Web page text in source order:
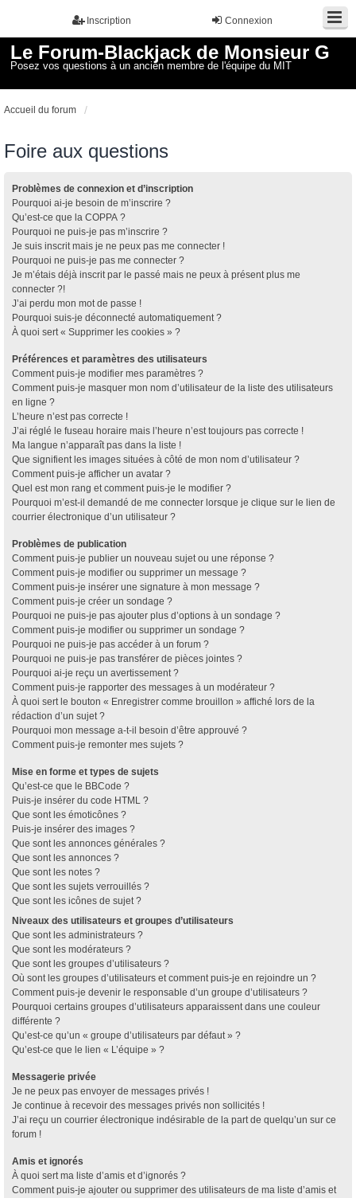
Connexion
Inscription
Le Forum-Blackjack de Monsieur G
Posez vos questions à un ancien membre de l'équipe du MIT
Accueil du forum
Foire aux questions
Problèmes de connexion et d’inscription
Pourquoi ai-je besoin de m’inscrire ?
Qu’est-ce que la COPPA ?
Pourquoi ne puis-je pas m’inscrire ?
Je suis inscrit mais je ne peux pas me connecter !
Pourquoi ne puis-je pas me connecter ?
Je m’étais déjà inscrit par le passé mais ne peux à présent plus me
connecter ?!
J’ai perdu mon mot de passe !
Pourquoi suis-je déconnecté automatiquement ?
À quoi sert « Supprimer les cookies » ?
Préférences et paramètres des utilisateurs
Comment puis-je modifier mes paramètres ?
Comment puis-je masquer mon nom d’utilisateur de la liste des utilisateurs
en ligne ?
L’heure n’est pas correcte !
J’ai réglé le fuseau horaire mais l’heure n’est toujours pas correcte !
Ma langue n’apparaît pas dans la liste !
Que signifient les images situées à côté de mon nom d’utilisateur ?
Comment puis-je afficher un avatar ?
Quel est mon rang et comment puis-je le modifier ?
Pourquoi m’est-il demandé de me connecter lorsque je clique sur le lien de
courrier électronique d’un utilisateur ?
Problèmes de publication
Comment puis-je publier un nouveau sujet ou une réponse ?
Comment puis-je modifier ou supprimer un message ?
Comment puis-je insérer une signature à mon message ?
Comment puis-je créer un sondage ?
Pourquoi ne puis-je pas ajouter plus d’options à un sondage ?
Comment puis-je modifier ou supprimer un sondage ?
Pourquoi ne puis-je pas accéder à un forum ?
Pourquoi ne puis-je pas transférer de pièces jointes ?
Pourquoi ai-je reçu un avertissement ?
Comment puis-je rapporter des messages à un modérateur ?
À quoi sert le bouton « Enregistrer comme brouillon » affiché lors de la
rédaction d’un sujet ?
Pourquoi mon message a-t-il besoin d’être approuvé ?
Comment puis-je remonter mes sujets ?
Mise en forme et types de sujets
Qu’est-ce que le BBCode ?
Puis-je insérer du code HTML ?
Que sont les émoticônes ?
Puis-je insérer des images ?
Que sont les annonces générales ?
Que sont les annonces ?
Que sont les notes ?
Que sont les sujets verrouillés ?
Que sont les icônes de sujet ?
Niveaux des utilisateurs et groupes d’utilisateurs
Que sont les administrateurs ?
Que sont les modérateurs ?
Que sont les groupes d’utilisateurs ?
Où sont les groupes d’utilisateurs et comment puis-je en rejoindre un ?
Comment puis-je devenir le responsable d’un groupe d’utilisateurs ?
Pourquoi certains groupes d’utilisateurs apparaissent dans une couleur
différente ?
Qu’est-ce qu’un « groupe d’utilisateurs par défaut » ?
Qu’est-ce que le lien « L’équipe » ?
Messagerie privée
Je ne peux pas envoyer de messages privés !
Je continue à recevoir des messages privés non sollicités !
J’ai reçu un courrier électronique indésirable de la part de quelqu’un sur ce
forum !
Amis et ignorés
À quoi sert ma liste d’amis et d’ignorés ?
Comment puis-je ajouter ou supprimer des utilisateurs de ma liste d’amis et